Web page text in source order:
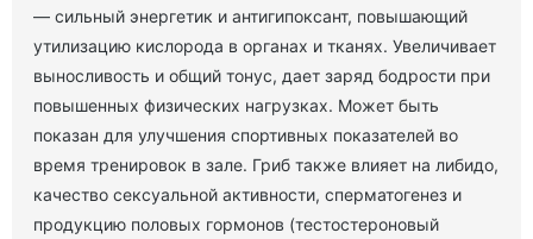
— сильный энергетик и антигипоксант, повышающий
утилизацию кислорода в органах и тканях. Увеличивает
выносливость и общий тонус, дает заряд бодрости при
повышенных физических нагрузках. Может быть
показан для улучшения спортивных показателей во
время тренировок в зале. Гриб также влияет на либидо,
качество сексуальной активности, сперматогенез и
продукцию половых гормонов (тестостероновый